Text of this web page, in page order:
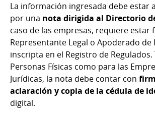
La información ingresada debe estar
por una nota dirigida al Directorio
caso de las empresas, requiere estar
Representante Legal o Apoderado de
inscripta en el Registro de
Personas Físicas como para las
Jurídicas, la nota debe contar con
aclaración y copia de la cédula de
digital.